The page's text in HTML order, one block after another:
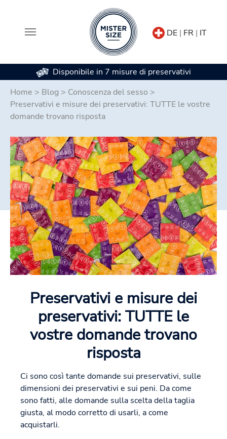
DE | FR | IT
Disponibile in 7 misure di preservativi
Home > Blog > Conoscenza del sesso >
Preservativi e misure dei preservativi: TUTTE le vostre
domande trovano risposta
Preservativi e misure dei
preservativi: TUTTE le
vostre domande trovano
risposta
Ci sono così tante domande sui preservativi, sulle
dimensioni dei preservativi e sui peni. Da come
sono fatti, alle domande sulla scelta della taglia
giusta, al modo corretto di usarli, a come
acquistarli.